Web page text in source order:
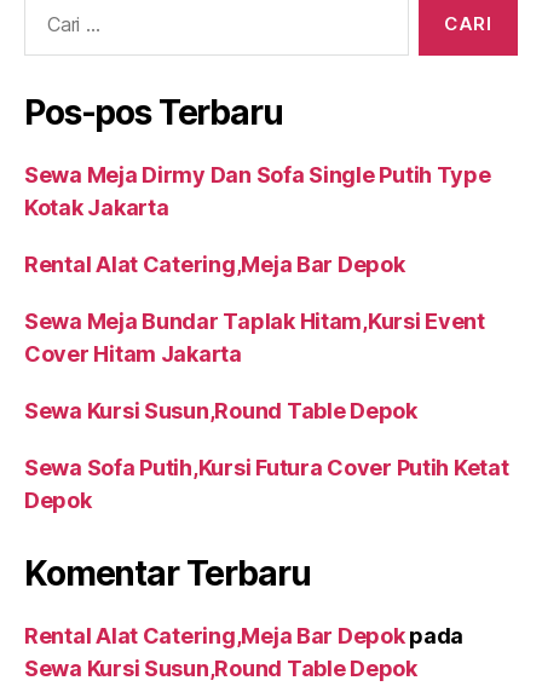
Pos-pos Terbaru
Sewa Meja Dirmy Dan Sofa Single Putih Type
Kotak Jakarta
Rental Alat Catering,Meja Bar Depok
Sewa Meja Bundar Taplak Hitam,Kursi Event
Cover Hitam Jakarta
Sewa Kursi Susun,Round Table Depok
Sewa Sofa Putih,Kursi Futura Cover Putih Ketat
Depok
Komentar Terbaru
Rental Alat Catering,Meja Bar Depokpada
Sewa Kursi Susun,Round Table Depok